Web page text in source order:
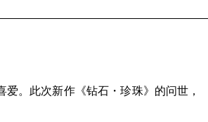
。此次新作《钻石・珍珠》的问世，